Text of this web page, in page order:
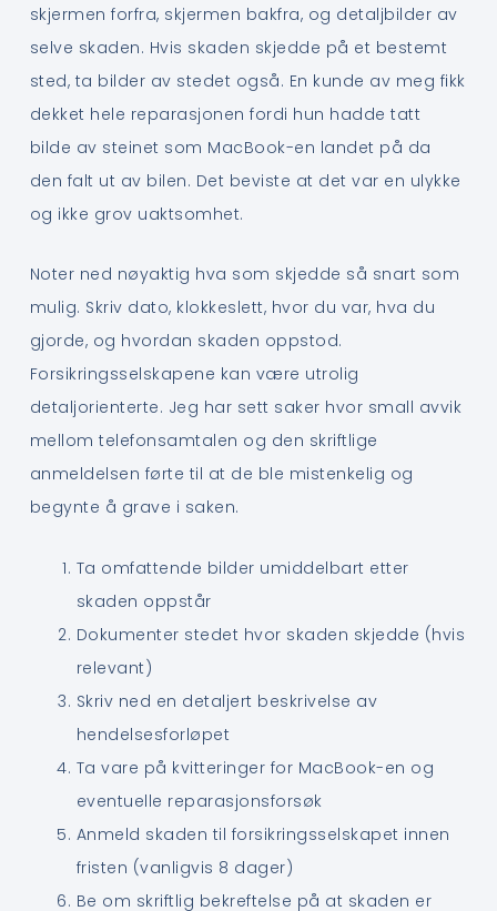
skjermen forfra, skjermen bakfra, og detaljbilder av
selve skaden. Hvis skaden skjedde på et bestemt
sted, ta bilder av stedet også. En kunde av meg fikk
dekket hele reparasjonen fordi hun hadde tatt
bilde av steinet som MacBook-en landet på da
den falt ut av bilen. Det beviste at det var en ulykke
og ikke grov uaktsomhet.
Noter ned nøyaktig hva som skjedde så snart som
mulig. Skriv dato, klokkeslett, hvor du var, hva du
gjorde, og hvordan skaden oppstod.
Forsikringsselskapene kan være utrolig
detaljorienterte. Jeg har sett saker hvor small avvik
mellom telefonsamtalen og den skriftlige
anmeldelsen førte til at de ble mistenkelig og
begynte å grave i saken.
Ta omfattende bilder umiddelbart etter
skaden oppstår
Dokumenter stedet hvor skaden skjedde (hvis
relevant)
Skriv ned en detaljert beskrivelse av
hendelsesforløpet
Ta vare på kvitteringer for MacBook-en og
eventuelle reparasjonsforsøk
Anmeld skaden til forsikringsselskapet innen
fristen (vanligvis 8 dager)
Be om skriftlig bekreftelse på at skaden er